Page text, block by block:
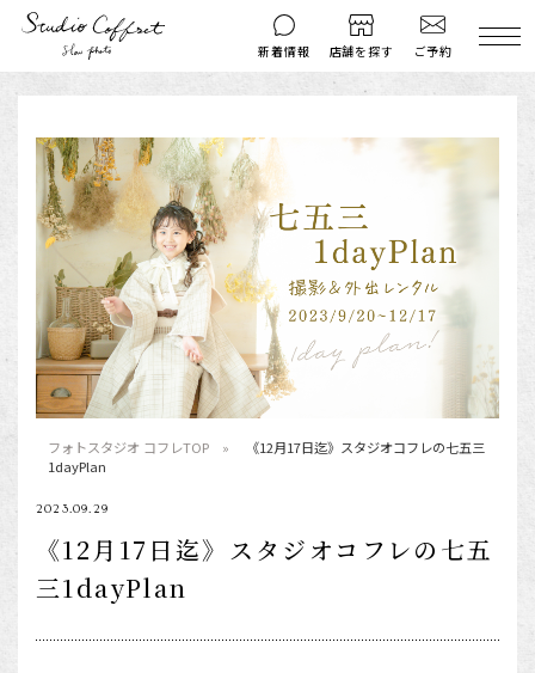
新着情報 店舗を探す ご予約
はじめての方へ
衣装ギャラリー よくある質問
キャンペーン コフレマグ
お知らせ 資料請求
料金プラン
七五三
1/2成人式・十歳の祝い
フォトスタジオ コフレTOP
《12月17日迄》スタジオコフレの七五三
1dayPlan
2023.09.29
《12月17日迄》スタジオコフレの七五
三1dayPlan